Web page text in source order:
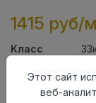
1415 руб/
Класс
Толщина
Размер
Этот сайт
веб-